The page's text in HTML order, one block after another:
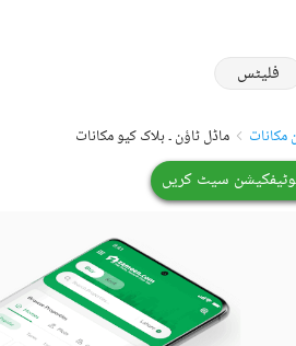
فلیٹس
مکانات ماڈل ٹاؤن ۔ بلاک کیو مکانات
سیٹ کریں